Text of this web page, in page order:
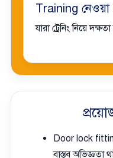
Training নেওয়া
যারা ট্রেনিং নিয়ে
Door lock
বাস্তব অভিজ্ঞতা